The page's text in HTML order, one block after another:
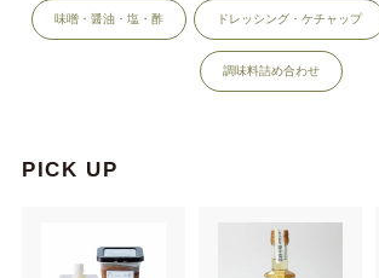
味噌・醤油・塩・酢 ドレッシング・ケチャップ
調味料詰め合わせ
PICK UP